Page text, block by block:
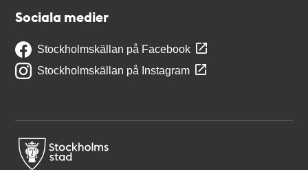
Sociala medier
Stockholmskällan på Facebook
Stockholmskällan på Instagram